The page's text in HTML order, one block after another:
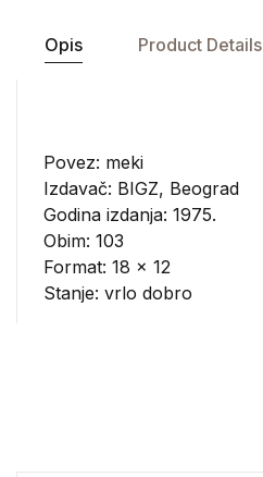
Opis Product Details
Povez: meki
Izdavač: BIGZ, Beograd
Godina izdanja: 1975.
Obim: 103
Format: 18 x 12
Stanje: vrlo dobro